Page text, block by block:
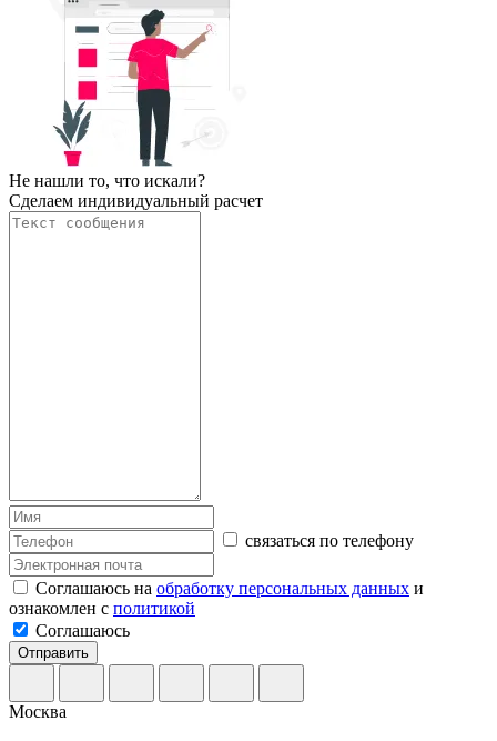
Не нашли то, что искали?
Сделаем индивидуальный расчет
связаться по телефону
Соглашаюсь на обработку персональных данных и
ознакомлен с политикой
Соглашаюсь
Отправить
Москва